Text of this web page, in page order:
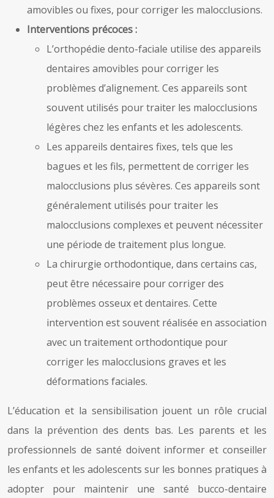
amovibles ou fixes, pour corriger les malocclusions.
Interventions précoces :
L’orthopédie dento-faciale utilise des appareils
dentaires amovibles pour corriger les
problèmes d’alignement. Ces appareils sont
souvent utilisés pour traiter les malocclusions
légères chez les enfants et les adolescents.
Les appareils dentaires fixes, tels que les
bagues et les fils, permettent de corriger les
malocclusions plus sévères. Ces appareils sont
généralement utilisés pour traiter les
malocclusions complexes et peuvent nécessiter
une période de traitement plus longue.
La chirurgie orthodontique, dans certains cas,
peut être nécessaire pour corriger des
problèmes osseux et dentaires. Cette
intervention est souvent réalisée en association
avec un traitement orthodontique pour
corriger les malocclusions graves et les
déformations faciales.
L’éducation et la sensibilisation jouent un rôle crucial
dans la prévention des dents bas. Les parents et les
professionnels de santé doivent informer et conseiller
les enfants et les adolescents sur les bonnes pratiques à
adopter pour maintenir une santé bucco-dentaire